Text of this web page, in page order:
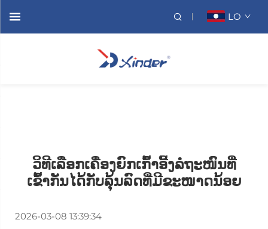
LO
ວິທີເລືອກເຄື່ອງຍົກເກົ້າອີ້ງລໍຖະໜົນທີ່
ເຂົ້າກັນໄດ້ກັບລຸ້ນລົດທີ່ມີຂະໜາດນ້ອຍ
2026-03-08 13:39:34